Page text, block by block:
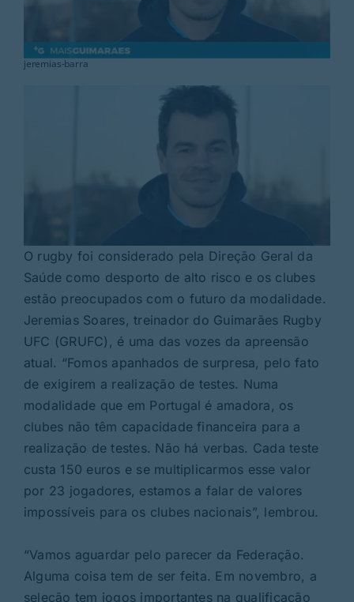
jeremias-barra
O rugby foi considerado pela Direção Geral da
Saúde como desporto de alto risco e os clubes
estão preocupados com o futuro da modalidade.
Jeremias Soares, treinador do Guimarães Rugby
UFC (GRUFC), é uma das vozes da apreensão
atual. “Fomos apanhados de surpresa, pelo fato
de exigirem a realização de testes. Numa
modalidade que em Portugal é amadora, os
clubes não têm capacidade financeira para a
realização de testes. Não há verbas. Cada teste
custa 150 euros e se multiplicarmos esse valor
por 23 jogadores, estamos a falar de valores
impossíveis para os clubes nacionais”, lembrou.
“Vamos aguardar pelo parecer da Federação.
Alguma coisa tem de ser feita. Em novembro, a
seleção tem jogos importantes na qualificação